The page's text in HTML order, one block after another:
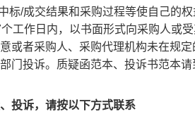
标/成交结果和采购过程等使自己的
工作日内，以书面形式向采购人或
或者采购人、采购代理机构未在规
门投诉。质疑函范本、投诉书范本请
投诉，请按以下方式联系